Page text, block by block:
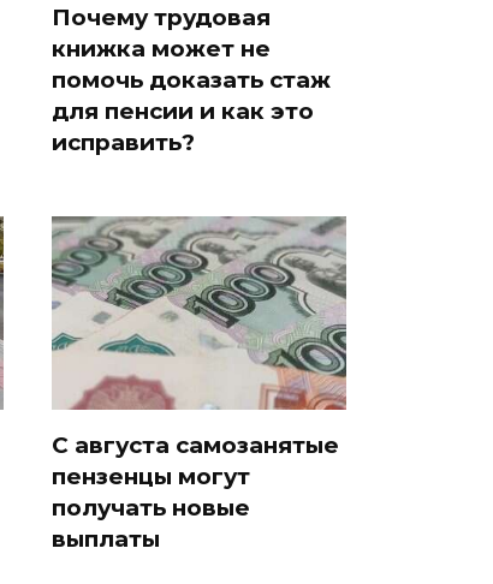
Почему трудовая
книжка может не
помочь доказать стаж
для пенсии и как это
исправить?
С августа самозанятые
пензенцы могут
получать новые
выплаты